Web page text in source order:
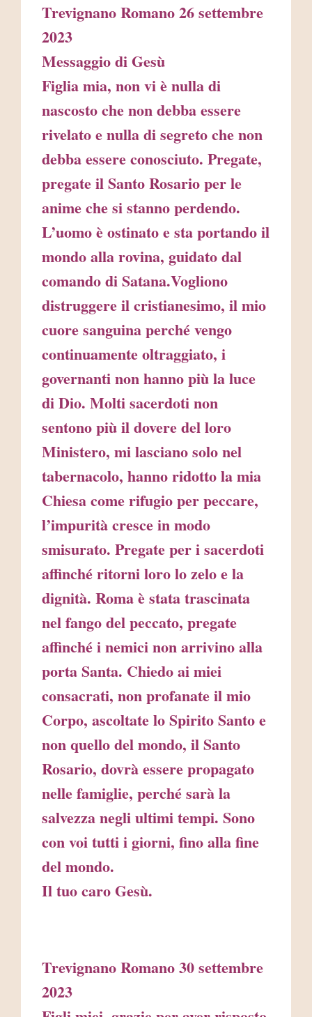
Trevignano Romano 26 settembre
2023
Messaggio di Gesù
Figlia mia, non vi è nulla di
nascosto che non debba essere
rivelato e nulla di segreto che non
debba essere conosciuto. Pregate,
pregate il Santo Rosario per le
anime che si stanno perdendo.
L’uomo è ostinato e sta portando il
mondo alla rovina, guidato dal
comando di Satana.Vogliono
distruggere il cristianesimo, il mio
cuore sanguina perché vengo
continuamente oltraggiato, i
governanti non hanno più la luce
di Dio. Molti sacerdoti non
sentono più il dovere del loro
Ministero, mi lasciano solo nel
tabernacolo, hanno ridotto la mia
Chiesa come rifugio per peccare,
l’impurità cresce in modo
smisurato. Pregate per i sacerdoti
affinché ritorni loro lo zelo e la
dignità. Roma è stata trascinata
nel fango del peccato, pregate
affinché i nemici non arrivino alla
porta Santa. Chiedo ai miei
consacrati, non profanate il mio
Corpo, ascoltate lo Spirito Santo e
non quello del mondo, il Santo
Rosario, dovrà essere propagato
nelle famiglie, perché sarà la
salvezza negli ultimi tempi. Sono
con voi tutti i giorni, fino alla fine
del mondo.
Il tuo caro Gesù.
Trevignano Romano 30 settembre
2023